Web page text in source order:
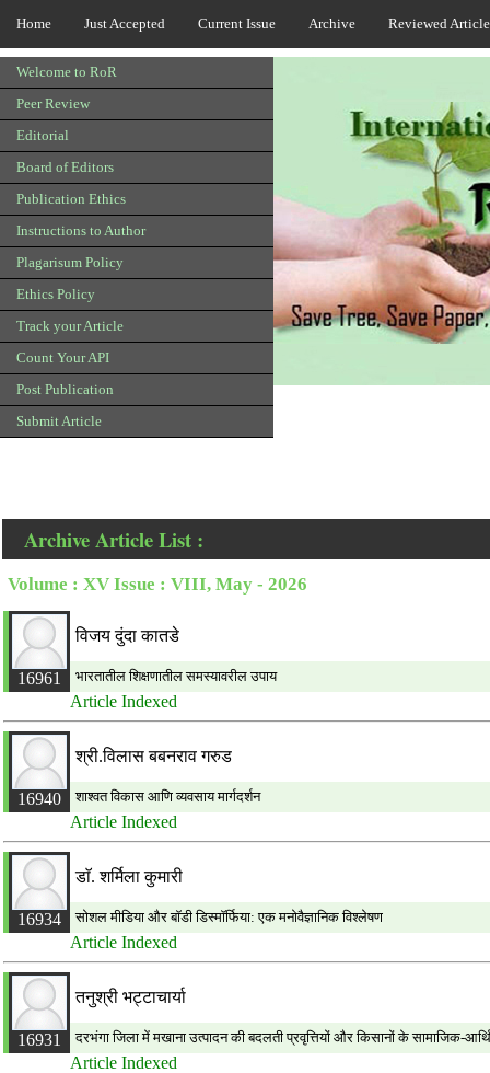
Home Just Accepted Current Issue Archive Reviewed
Welcome to RoR
Peer Review
Editorial
Board of Editors
Publication Ethics
Instructions to Author
Plagarisum Policy
Ethics Policy
Track your Article
Count Your API
Post Publication
Submit Article
Archive Article List :
Volume : XV Issue : VIII, May - 2026
16961
विजय दुंदा कातडे
भारतातील शिक्षणातील समस्यावरील उपाय
Article Indexed
16940
श्री.विलास बबनराव गरुड
शाश्वत विकास आणि व्यवसाय मार्गदर्शन
Article Indexed
16934
डाॅ. शर्मिला कुमारी
सोशल मीडिया और बाॅडी डिस्माॅर्फिया: एक मनोवैज्ञानिक विश्लेषण
Article Indexed
16931
तनुश्री भट्टाचार्या
दरभंगा जिला में मखाना उत्पादन की बदलती प्रवृत्तियों और किसानों के सामाजिक-
Article Indexed